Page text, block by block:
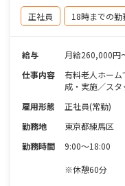
正社員 18時までの勤
給与
月給260,000円
仕事内容
有料老人ホー
成・実施／ス
雇用形態
正社員(常勤)
勤務地
東京都練馬区
勤務時間
9:00～18:00
※休憩60分